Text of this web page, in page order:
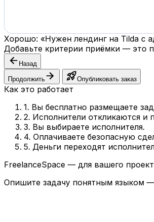
Хорошо: «Нужен лендинг на Tilda с
Добавьте критерии приёмки — это
arrow_back Назад
Продолжить arrow_forward rocket_launchОпубликовать заказ
Как это работает
1. Вы бесплатно размещаете
2. Исполнители откликаются и
3. Вы выбираете исполнителя.
4. Оплачиваете безопасную
5. Деньги переходят
FreelanceSpace — для вашего
Опишите задачу понятным языком